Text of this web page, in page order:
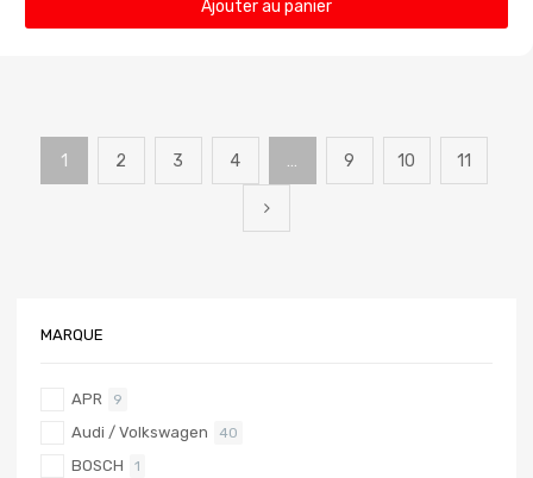
Ajouter au panier
1 2 3 4 … 9 10 11
MARQUE
APR 9
Audi / Volkswagen 40
BOSCH 1